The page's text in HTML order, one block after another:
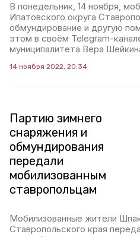
В понедельник, 14 ноября,
Ипатовского округа
обмундирование и другую
этом в своём Telegram-
муниципалитета Вера
14 ноября 2022, 20:34
Партию зимнего
снаряжения и
обмундирования
передали
мобилизованным
ставропольцам
Мобилизованные жители
Ставропольского края